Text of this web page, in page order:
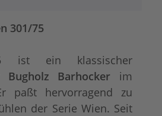
301/75
ist ein klassischer
Bugholz Barhocker im
paßt hervorragend zu
der Serie Wien. Seit